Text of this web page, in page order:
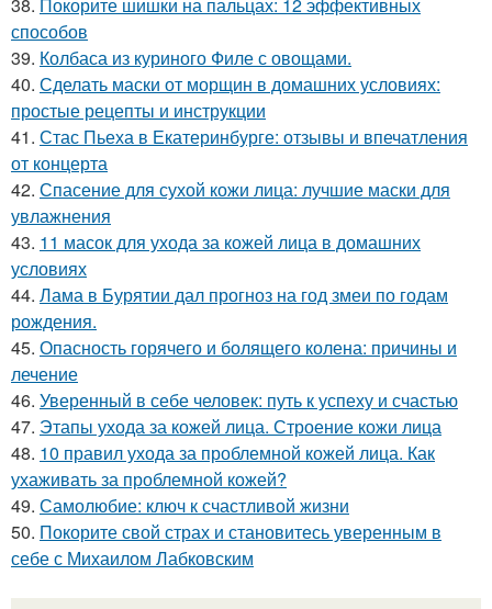
способов
39. Колбаса из куриного Филе с овощами.
40. Сделать маски от морщин в домашних условиях:
простые рецепты и инструкции
41. Стас Пьеха в Екатеринбурге: отзывы и впечатления
от концерта
42. Спасение для сухой кожи лица: лучшие маски для
увлажнения
43. 11 масок для ухода за кожей лица в домашних
условиях
44. Лама в Бурятии дал прогноз на год змеи по годам
рождения.
45. Опасность горячего и болящего колена: причины и
лечение
46. Уверенный в себе человек: путь к успеху и счастью
47. Этапы ухода за кожей лица. Строение кожи лица
48. 10 правил ухода за проблемной кожей лица. Как
ухаживать за проблемной кожей?
49. Самолюбие: ключ к счастливой жизни
50. Покорите свой страх и становитесь уверенным в
себе с Михаилом Лабковским